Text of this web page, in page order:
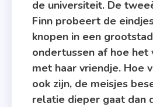
de universiteit. De
Finn probeert de
knopen in een
ondertussen af hoe
met haar vriendje. Hoe
ook zijn, de meisjes
relatie dieper gaat dan